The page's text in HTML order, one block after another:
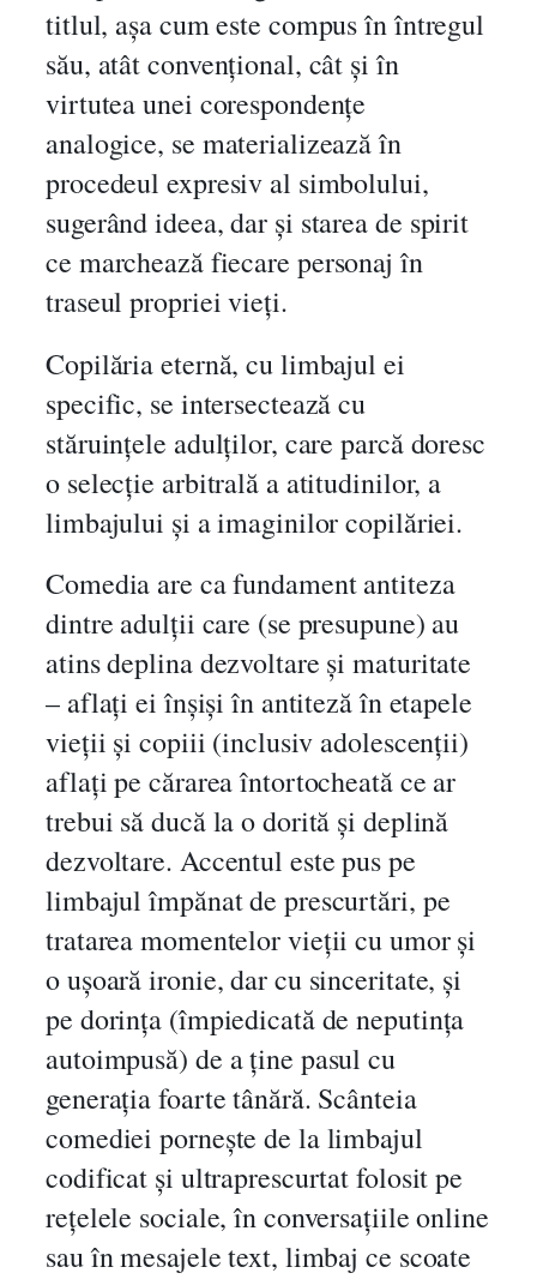
titlul, așa cum este compus în întregul
său, atât convențional, cât și în
virtutea unei corespondențe
analogice, se materializează în
procedeul expresiv al simbolului,
sugerând ideea, dar și starea de spirit
ce marchează fiecare personaj în
traseul propriei vieți.
Copilăria eternă, cu limbajul ei
specific, se intersectează cu
stăruințele adulților, care parcă doresc
o selecție arbitrală a atitudinilor, a
limbajului și a imaginilor copilăriei.
Comedia are ca fundament antiteza
dintre adulții care (se presupune) au
atins deplina dezvoltare și maturitate
– aflați ei înșiși în antiteză în etapele
vieții și copiii (inclusiv adolescenții)
aflați pe cărarea întortocheată ce ar
trebui să ducă la o dorită și deplină
dezvoltare. Accentul este pus pe
limbajul împănat de prescurtări, pe
tratarea momentelor vieții cu umor și
o ușoară ironie, dar cu sinceritate, și
pe dorința (împiedicată de neputința
autoimpusă) de a ține pasul cu
generația foarte tânără. Scânteia
comediei pornește de la limbajul
codificat și ultraprescurtat folosit pe
rețelele sociale, în conversațiile online
sau în mesajele text, limbaj ce scoate